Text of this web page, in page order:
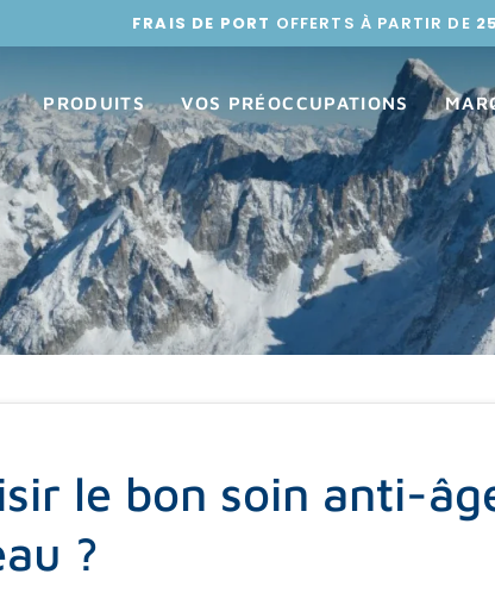
FRAIS DE PORT OFFERTS À PARTIR DE
PRODUITS VOS PRÉOCCUPATIONS
le bon soin anti-
?